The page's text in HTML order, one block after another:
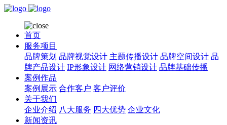
首页
服务项目
品牌策划 品牌视觉设计 主题传播设计 品牌空间设计 品
牌产品设计 IP形象设计 网络营销设计 品牌基础传播
案例作品
案例展示 合作客户 客户评价
关于我们
企业介绍 八大服务 四大优势 企业文化
新闻资讯